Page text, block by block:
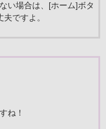
い場合は、[ホーム]ボタ
ですよ。
ね！